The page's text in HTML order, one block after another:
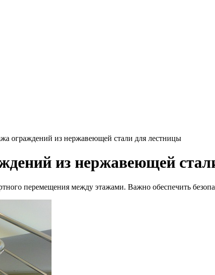
ограждений из нержавеющей стали для лестницы
из нержавеющей
перемещения между этажами. Важно обеспечить